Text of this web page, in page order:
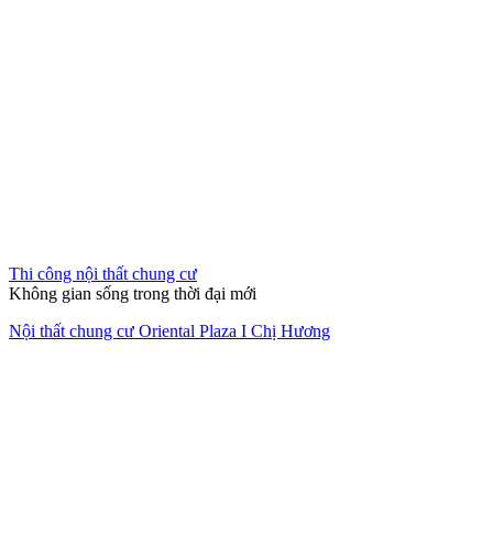
Thi công nội thất chung cư
Không gian sống trong thời đại mới
Nội thất chung cư Oriental Plaza I Chị Hương